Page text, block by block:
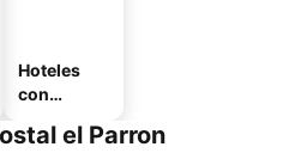
Hoteles
con
mientoel Parron